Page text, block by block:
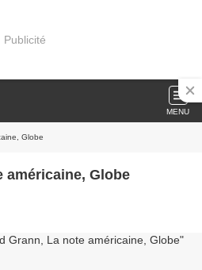
Publicité
MENU
Globe
américaine, Globe